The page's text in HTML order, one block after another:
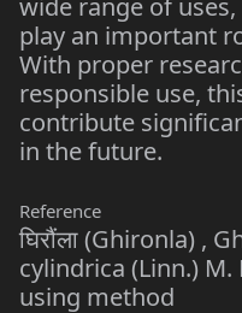
wide range of
play an important
With proper
responsible use,
contribute
in the future.
Reference
घिरौंला (Ghironla) ,
cylindrica (Linn.)
using method